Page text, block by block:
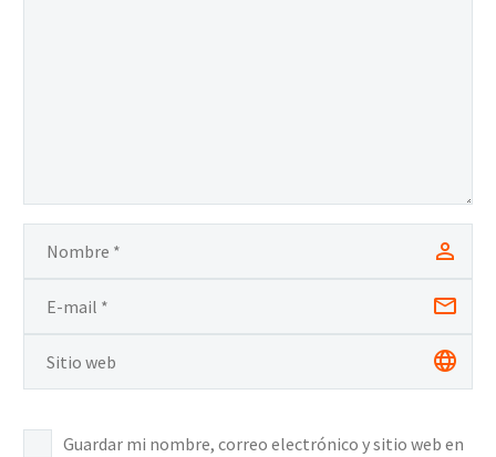
Guardar mi nombre, correo electrónico y sitio web en